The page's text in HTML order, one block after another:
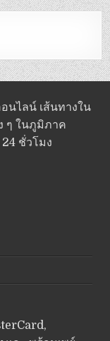
นไลน์ เส้นทางใน
ๆ ในภูมิภาค
ชั่วโมง